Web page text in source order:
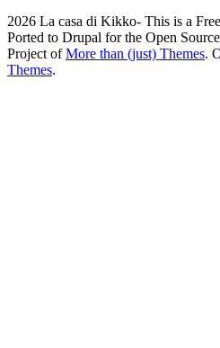
2026 La casa di Kikko- This is a
Ported to Drupal for the Open
Project ofMore than (just) Themes.
Themes.